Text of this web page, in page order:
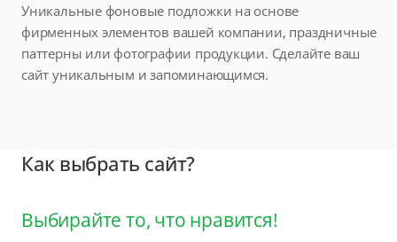
Уникальные фоновые подложки на основе
фирменных элементов вашей компании, праздничные
паттерны или фотографии продукции. Сделайте ваш
сайт уникальным и запоминающимся.
Как выбрать сайт?
Выбирайте то, что нравится!